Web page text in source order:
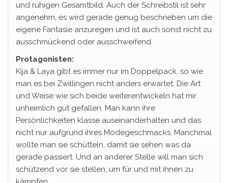
und ruhigen Gesamtbild. Auch der Schreibstil ist sehr
angenehm, es wird gerade genug beschrieben um die
eigene Fantasie anzuregen und ist auch sonst nicht zu
ausschmückend oder ausschweifend.
Protagonisten:
Kija & Laya gibt es immer nur im Doppelpack, so wie
man es bei Zwillingen nicht anders erwartet. Die Art
und Weise wie sich beide weiterentwickeln hat mir
unheimlich gut gefallen. Man kann ihre
Persönlichkeiten klasse auseinanderhalten und das
nicht nur aufgrund ihres Modegeschmacks. Manchmal
wollte man sie schütteln, damit sie sehen was da
gerade passiert. Und an anderer Stelle will man sich
schützend vor sie stellen, um für und mit ihnen zu